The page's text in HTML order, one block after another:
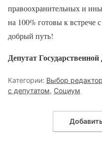
правоохранительных и
на 100% готовы к встрече
добрый путь!
Депутат
Категории: Выбор
с депутатом, Социум